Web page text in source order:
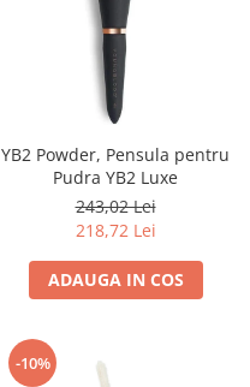
YB2 Powder, Pensula pentru
Pudra YB2 Luxe
243,02 Lei
218,72 Lei
ADAUGA IN COS
-10%